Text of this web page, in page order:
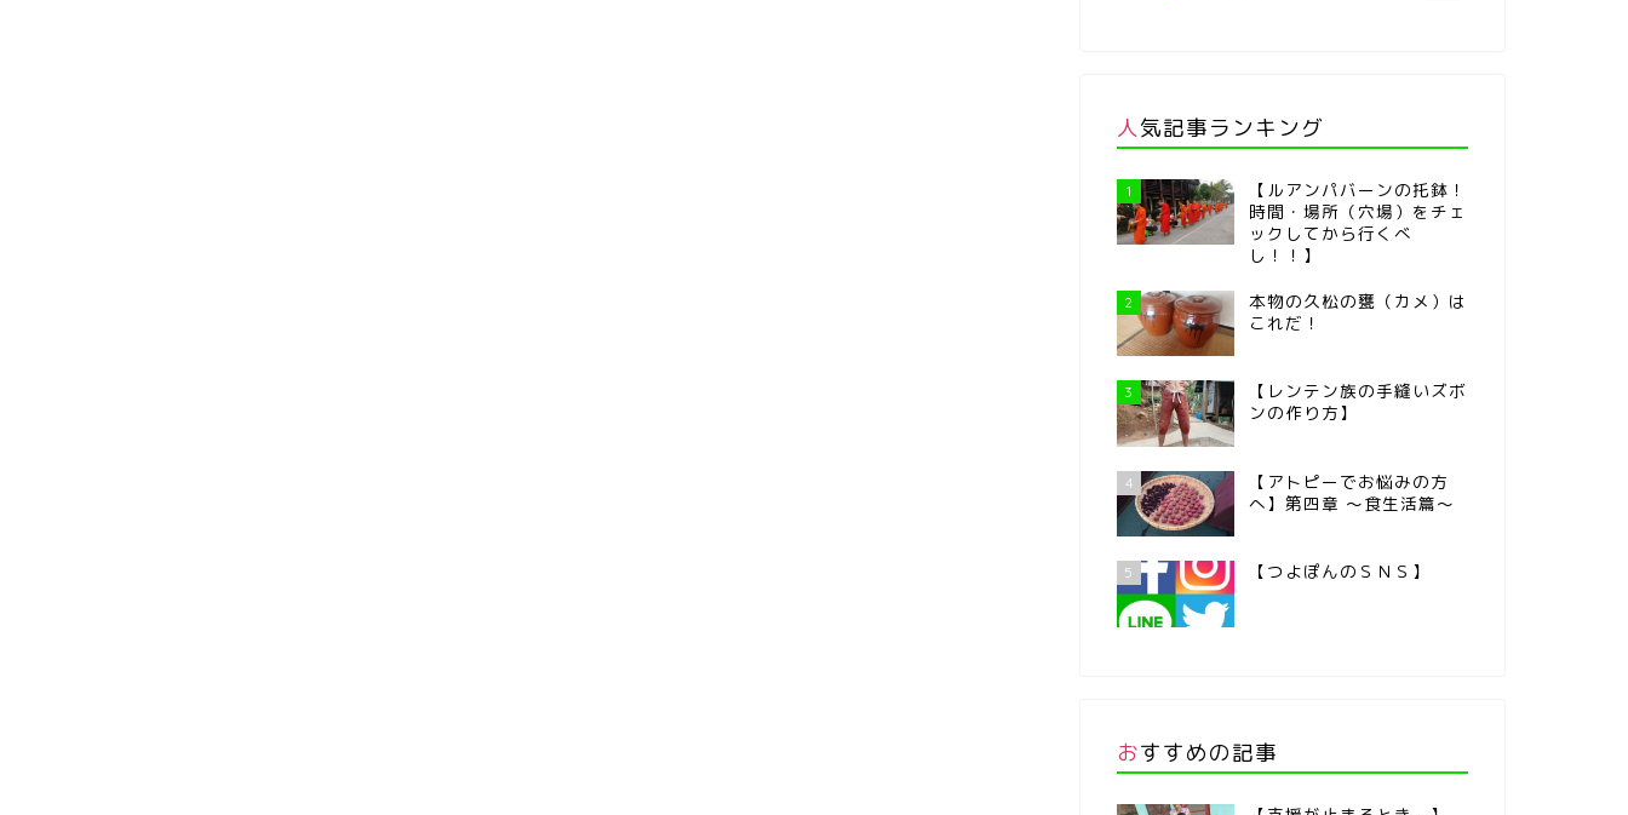
人気記事ランキング
1
【ルアンパバーンの托鉢！
時間・場所（穴場）をチェ
ックしてから行くべ
し！！】
2
本物の久松の甕（カメ）は
これだ！
3
【レンテン族の手縫いズボ
ンの作り方】
4
【アトピーでお悩みの方
へ】第四章 ～食生活篇～
5 【つよぽんのＳＮＳ】
おすすめの記事